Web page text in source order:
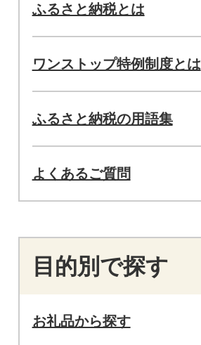
ふるさと納税とは
ワンストップ特例制度とは
ふるさと納税の用語集
よくあるご質問
目的別で探す
お礼品から探す